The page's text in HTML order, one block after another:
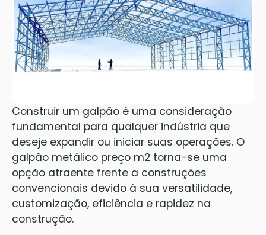
Construir um galpão é uma consideração
fundamental para qualquer indústria que
deseje expandir ou iniciar suas operações. O
galpão metálico preço m2 torna-se uma
opção atraente frente a construções
convencionais devido à sua versatilidade,
customização, eficiência e rapidez na
construção.